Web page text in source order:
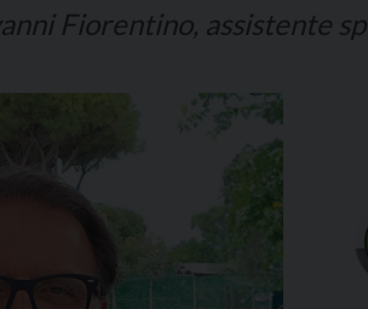
Fiorentino, assistente